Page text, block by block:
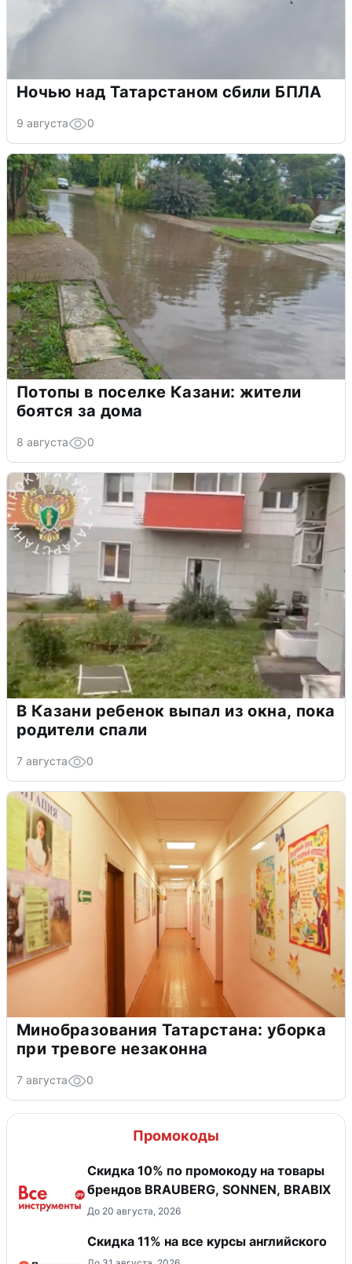
Ночью над Татарстаном сбили БПЛА
9 августа 0
Потопы в поселке Казани: жители
боятся за дома
8 августа 0
В Казани ребенок выпал из окна, пока
родители спали
7 августа 0
Минобразования Татарстана: уборка
при тревоге незаконна
7 августа 0
Промокоды
Скидка 10% по промокоду на товары
брендов BRAUBERG, SONNEN, BRABIX
До 20 августа, 2026
Скидка 11% на все курсы английского